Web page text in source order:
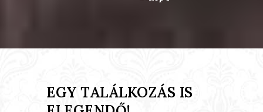
EGY TALÁLKOZÁS IS